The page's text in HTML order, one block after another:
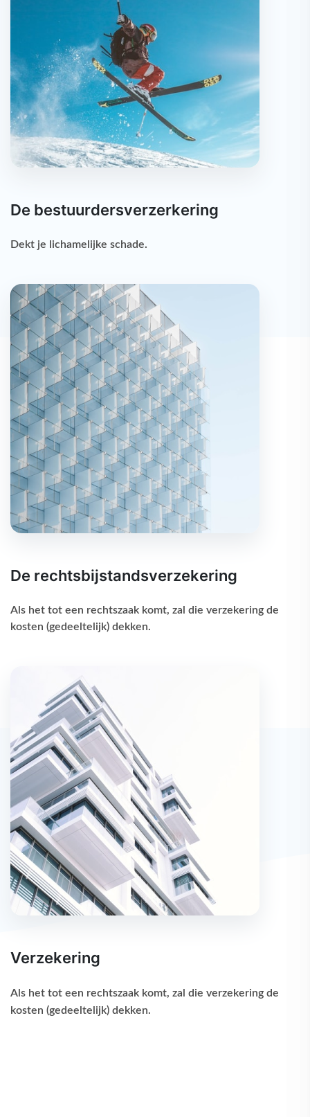
De bestuurdersverzerkering
Dekt je lichamelijke schade.
De rechtsbijstandsverzekering
Als het tot een rechtszaak komt, zal die verzekering de
kosten (gedeeltelijk) dekken.
Verzekering
Als het tot een rechtszaak komt, zal die verzekering de
kosten (gedeeltelijk) dekken.